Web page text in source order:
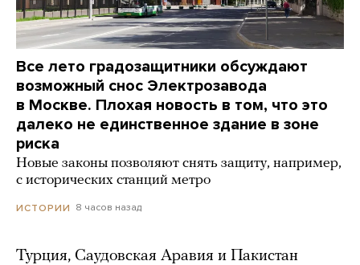
Все лето градозащитники обсуждают
возможный снос Электрозавода
в Москве. Плохая новость в том, что это
далеко не единственное здание в зоне
риска
Новые законы позволяют снять защиту, например,
с исторических станций метро
ИСТОРИИ 8 часов назад
Турция, Саудовская Аравия и Пакистан